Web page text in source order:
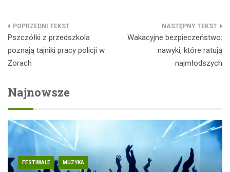
Nawigacja
wpisu
Pszczółki z przedszkola
poznają tajniki pracy policji w
Żorach
Wakacyjne bezpieczeństwo:
nawyki, które ratują
najmłodszych
Najnowsze
FESTIWALE MUZYKA